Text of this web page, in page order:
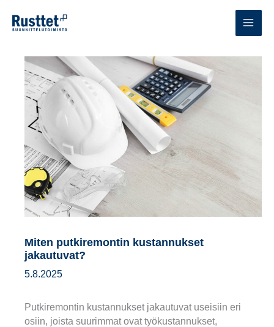
sisältöön
Miten putkiremontin kustannukset
jakautuvat?
5.8.2025
Putkiremontin kustannukset jakautuvat useisiin eri
osiin, joista suurimmat ovat työkustannukset,